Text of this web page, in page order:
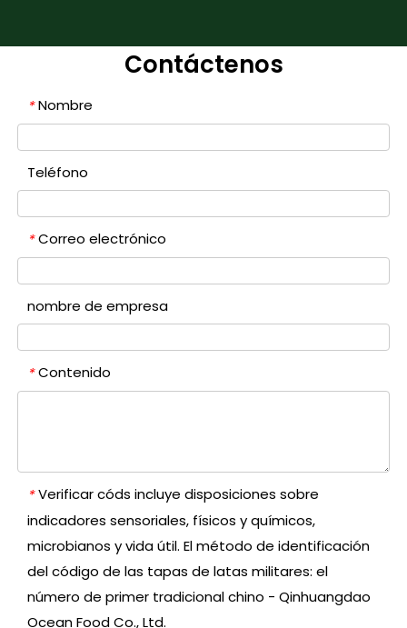
Contáctenos
* Nombre
Teléfono
* Correo electrónico
nombre de empresa
* Contenido
* Verificar códs incluye disposiciones sobre
indicadores sensoriales, físicos y químicos,
microbianos y vida útil. El método de identificación
del código de las tapas de latas militares: el
número de primer tradicional chino - Qinhuangdao
Ocean Food Co., Ltd.